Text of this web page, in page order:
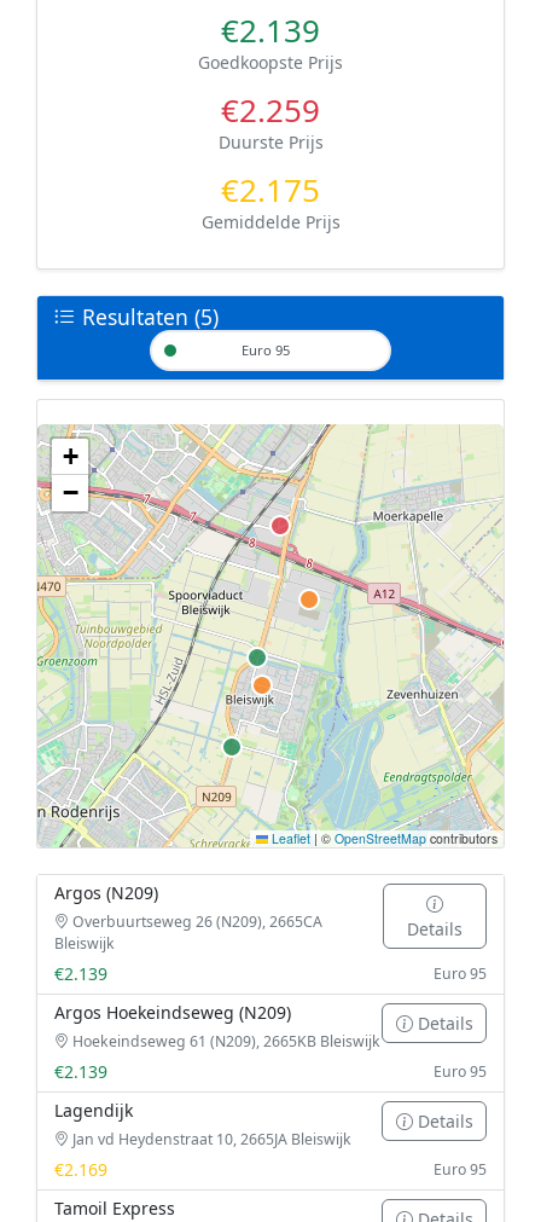
€2.139
Goedkoopste Prijs
€2.259
Duurste Prijs
€2.175
Gemiddelde Prijs
Resultaten (5)
Euro 95
Geen tankstations met locatiegegevens gevonden.
De kaart kan niet worden weergegeven zonder GPS coördinaten.
+
−
Leaflet | © OpenStreetMap contributors
Argos (N209)
Overbuurtseweg 26 (N209), 2665CA
Bleiswijk
Details
€2.139
Euro 95
Argos Hoekeindseweg (N209)
Hoekeindseweg 61 (N209), 2665KB Bleiswijk
Details
€2.139 Euro 95
Lagendijk
Jan vd Heydenstraat 10, 2665JA Bleiswijk
Details
€2.169 Euro 95
Tamoil Express